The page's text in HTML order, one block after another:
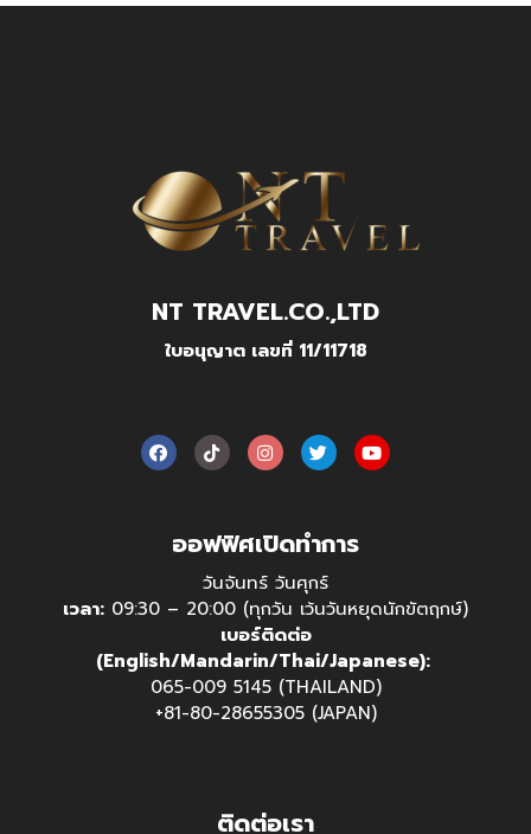
NT TRAVEL.CO.,LTD
ใบอนุญาต เลขที่ 11/11718
ออฟฟิศเปิดทำการ
วันจันทร์ วันศุกร์
เวลา: 09:30 – 20:00 (ทุกวัน เว้นวันหยุดนักขัตฤกษ์)
เบอร์ติดต่อ
(English/Mandarin/Thai/Japanese):
065-009 5145 (THAILAND)
+81-80-28655305 (JAPAN)
ติดต่อเรา